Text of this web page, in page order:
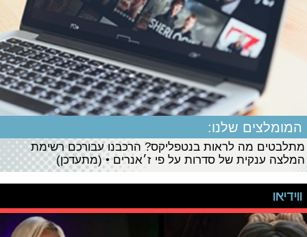
המומלצים שלנו:
מתלבטים מה לראות בנטפליקס? הרכבנו עבורכם רשימת
המלצה ענקית של סדרות על פי ז׳אנרים • (מתעדכן)
ווידיאו